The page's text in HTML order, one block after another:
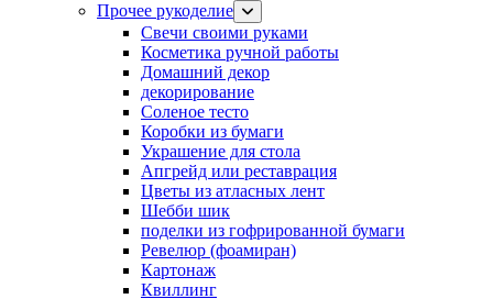
Прочее рукоделие
Свечи своими руками
Косметика ручной работы
Домашний декор
декорирование
Соленое тесто
Коробки из бумаги
Украшение для стола
Апгрейд или реставрация
Цветы из атласных лент
Шебби шик
поделки из гофрированной бумаги
Ревелюр (фоамиран)
Картонаж
Квиллинг